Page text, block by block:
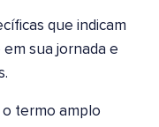
que indicam
sua jornada e
o termo amplo